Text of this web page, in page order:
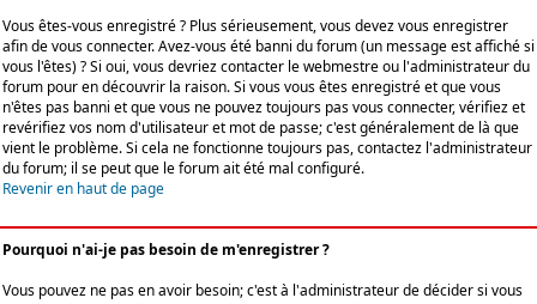
Vous êtes-vous enregistré ? Plus sérieusement, vous devez vous enregistrer
afin de vous connecter. Avez-vous été banni du forum (un message est affiché si
vous l'êtes) ? Si oui, vous devriez contacter le webmestre ou l'administrateur du
forum pour en découvrir la raison. Si vous vous êtes enregistré et que vous
n'êtes pas banni et que vous ne pouvez toujours pas vous connecter, vérifiez et
revérifiez vos nom d'utilisateur et mot de passe; c'est généralement de là que
vient le problème. Si cela ne fonctionne toujours pas, contactez l'administrateur
du forum; il se peut que le forum ait été mal configuré.
Revenir en haut de page
Pourquoi n'ai-je pas besoin de m'enregistrer ?
Vous pouvez ne pas en avoir besoin; c'est à l'administrateur de décider si vous